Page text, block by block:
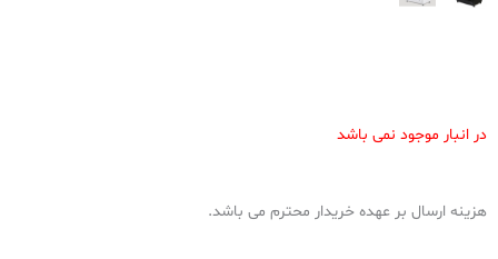
در انبار موجود نمی باشد
هزینه ارسال بر عهده خریدار محترم می باشد.